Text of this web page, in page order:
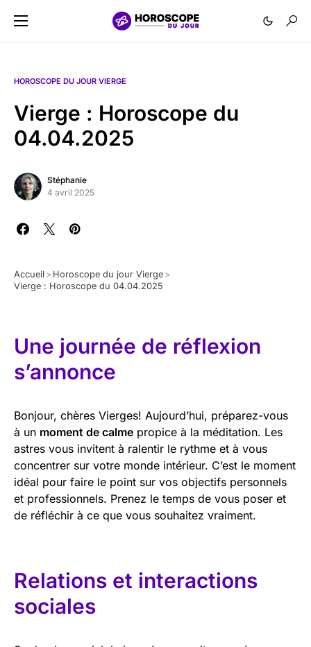
HOROSCOPE DU JOUR VIERGE
Vierge : Horoscope du
04.04.2025
Stéphanie
4 avril 2025
Accueil > Horoscope du jour Vierge >
Vierge : Horoscope du 04.04.2025
Une journée de réflexion
s’annonce
Bonjour, chères Vierges! Aujourd’hui, préparez-vous
à un moment de calme propice à la méditation. Les
astres vous invitent à ralentir le rythme et à vous
concentrer sur votre monde intérieur. C’est le moment
idéal pour faire le point sur vos objectifs personnels
et professionnels. Prenez le temps de vous poser et
de réfléchir à ce que vous souhaitez vraiment.
Relations et interactions
sociales